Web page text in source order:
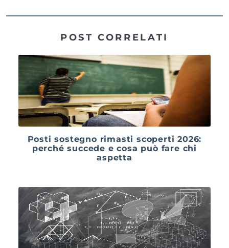
POST CORRELATI
Posti sostegno rimasti scoperti 2026:
perché succede e cosa può fare chi
aspetta